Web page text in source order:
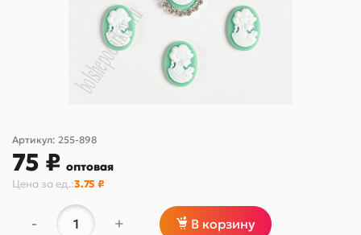
Артикул: 255-898
75 ₽ оптовая
Цена за ед.:3.75 ₽
- + В корзину